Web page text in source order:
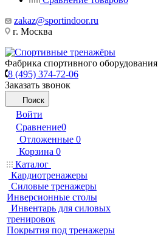
zakaz@sportindoor.ru
г. Москва
Фабрика спортивного оборудования
8 (495) 374-72-06
Заказать звонок
Поиск
Войти
Сравнение0
Отложенные 0
Корзина 0
Каталог
Кардиотренажеры
Силовые тренажеры
Инверсионные столы
Инвентарь для силовых
тренировок
Покрытия под тренажеры